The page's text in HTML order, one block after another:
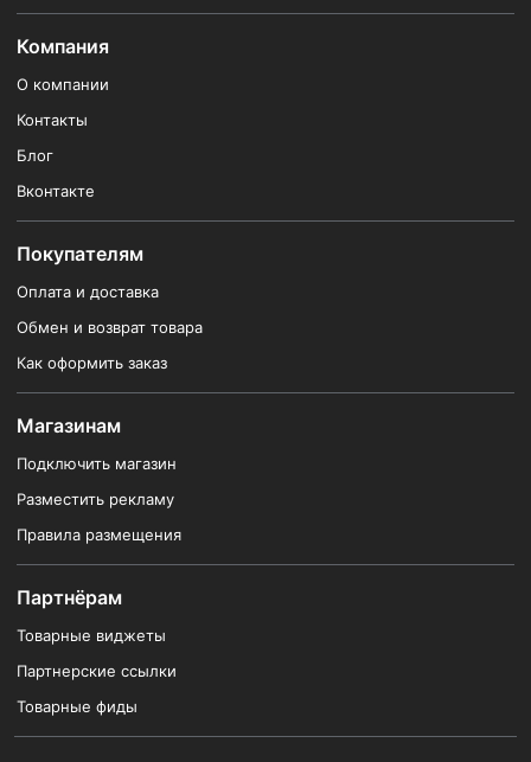
Компания
О компании
Контакты
Блог
Вконтакте
Покупателям
Оплата и доставка
Обмен и возврат товара
Как оформить заказ
Магазинам
Подключить магазин
Разместить рекламу
Правила размещения
Партнёрам
Товарные виджеты
Партнерские ссылки
Товарные фиды